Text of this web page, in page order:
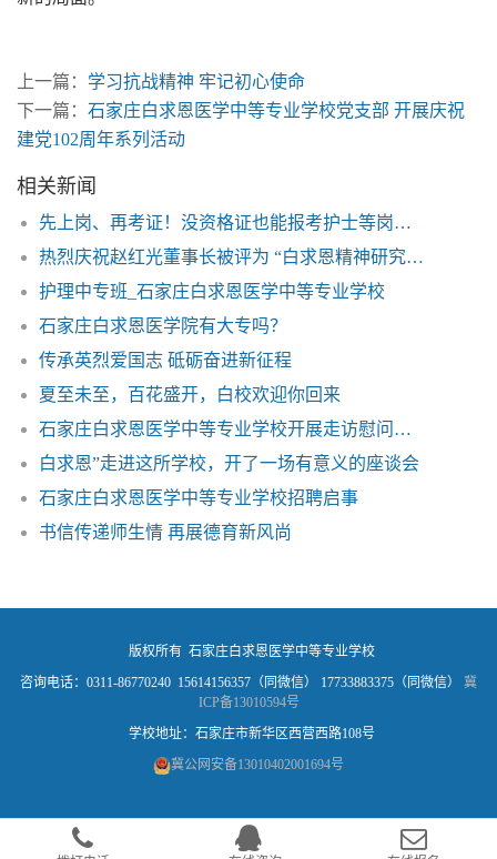
上一篇： 学习抗战精神 牢记初心使命
下一篇： 石家庄白求恩医学中等专业学校党支部 开展庆祝
建党102周年系列活动
相关新闻
先上岗、再考证！没资格证也能报考护士等岗位了——石家庄白求恩医学院
热烈庆祝赵红光董事长被评为 “白求恩精神研究会史料专业委员会委员”
护理中专班_石家庄白求恩医学中等专业学校
石家庄白求恩医学院有大专吗？
传承英烈爱国志 砥砺奋进新征程
夏至未至，百花盛开，白校欢迎你回来
石家庄白求恩医学中等专业学校开展走访慰问老党员活动
白求恩”走进这所学校，开了一场有意义的座谈会
石家庄白求恩医学中等专业学校招聘启事
书信传递师生情 再展德育新风尚
版权所有 石家庄白求恩医学中等专业学校
咨询电话：0311-86770240 15614156357（同微信） 17733883375（同微信） 冀
ICP备13010594号
学校地址：石家庄市新华区西营西路108号
冀公网安备13010402001694号